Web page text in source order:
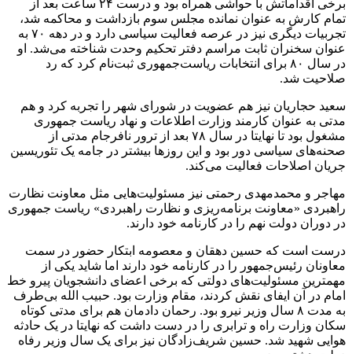
برخی اقداماتش با حواشی همراه بود و درست ۲۴ ساعت بعد از
تمام کارش به عنوان نمانده مجلس سوم بازداشت و محاکمه شد،
تجربیات دیگری نیز در عرصه فعالیت سیاسی دارد و در دهه ۷۰ به
عنوان سخنران ثابت مراسم‌ دفتر تحکیم وحدت شناخته می‌شد. او
در سال ۸۰ برای انتخابات ریاست‌جمهوری ثبت‌نام کرد که رد
صلاحیت شد.
سعید حجاریان نیز هم عضویت در شورای شهر را تجربه کرد و هم
مدتی به عنوان کارمند وزارت اطلاعات و نهاد ریاست جمهوری
مشغول بود تا نهایتا در سال ۷۸ بعد از ترور نافرجام مدتی از
صحنه‌های سیاسی دور بود و این روزها بیشتر در جامه یک تئوریسین
جریان اصلاحات فعالیت می‌کند.
مهاجر و محمدمهدی رحمتی نیز مسئولیت‌هایی مثل معاونت نظارت
راهبردی «معاونت برنامه‌ریزی و نظارت راهبردی» ریاست جمهوری
در دوران دولت نهم را در کارنامه خود دارند.
درست است که حسین دهقان و معصومه ابتکار حضور در سمت
معاونان رئیس‌جمهور را در کارنامه خود دارند اما شاید یکی از
مهمترین مسئولیت‌های دولتی که برخی اعضای دانشجویان پیرو خط
امام در آن ایفای نقش کردند، مقام وزارت بود. حبیب الله بی‌طرف
به مدت ۸ سال وزیر نیرو بود. رحمان دادمان هم برای مدتی کوتاه
سکان وزارت راه و ترابری را در دست داشت که نهایتا در یک حادثه
هوایی شهید شد. حسین شریف‌زادگان نیز برای یک سال وزیر رفاه